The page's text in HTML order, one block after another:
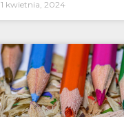
1 kwietnia, 2024